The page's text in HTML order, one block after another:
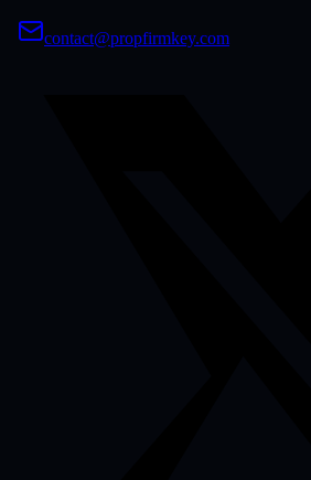
contact@propfirmkey.com